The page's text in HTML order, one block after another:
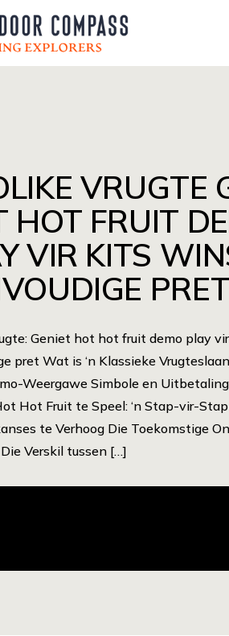
VRUGTE
HOT FRUIT
VIR KITS
PRET
Geniet hot hot fruit demo play
pret Wat is ‘n Klassieke
Weergawe Simbole en
Hot Fruit te Speel: ‘n Stap-vir-
te Verhoog Die Toekomstige
Verskil tussen […]